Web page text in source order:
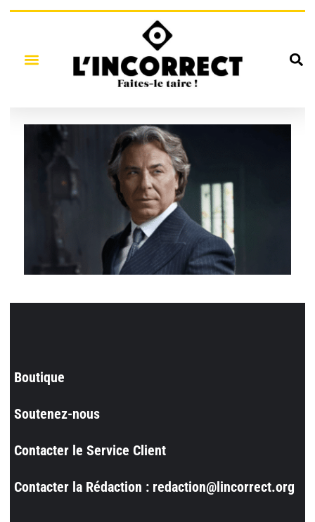
Boutique
Soutenez-nous
Contacter le Service Client
Contacter la Rédaction : redaction@lincorrect.org